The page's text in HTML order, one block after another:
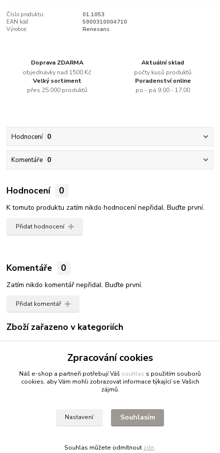
Číslo produktu:
01.1053
EAN kód:
5900310004710
Výrobce:
Renesans
Doprava ZDARMA
objednávky nad 1500 Kč
Aktuální sklad
počty kusů produktů
Velký sortiment
přes 25.000 produktů
Poradenství online
po - pá 9.00 - 17.00
Hodnocení 0
Komentáře 0
Hodnocení 0
K tomuto produktu zatím nikdo hodnocení nepřidal. Buďte první.
Přidat hodnocení
Komentáře 0
Zatím nikdo komentář nepřidal. Buďte první.
Přidat komentář
Zboží zařazeno v kategoriích
Renesans
Olejové barvy jednotlivě
- vše pro fitnessProfitpsa.cz- vše pro psy
Bestgreen.cz
- ječmen a chlorella
Zpracování cookies
Náš e-shop a partneři potřebují Váš souhlas s použitím souborů
cookies, aby Vám mohli zobrazovat informace týkající se Vašich
zájmů.
Nastavení Souhlasím
Souhlas můžete odmítnout zde.